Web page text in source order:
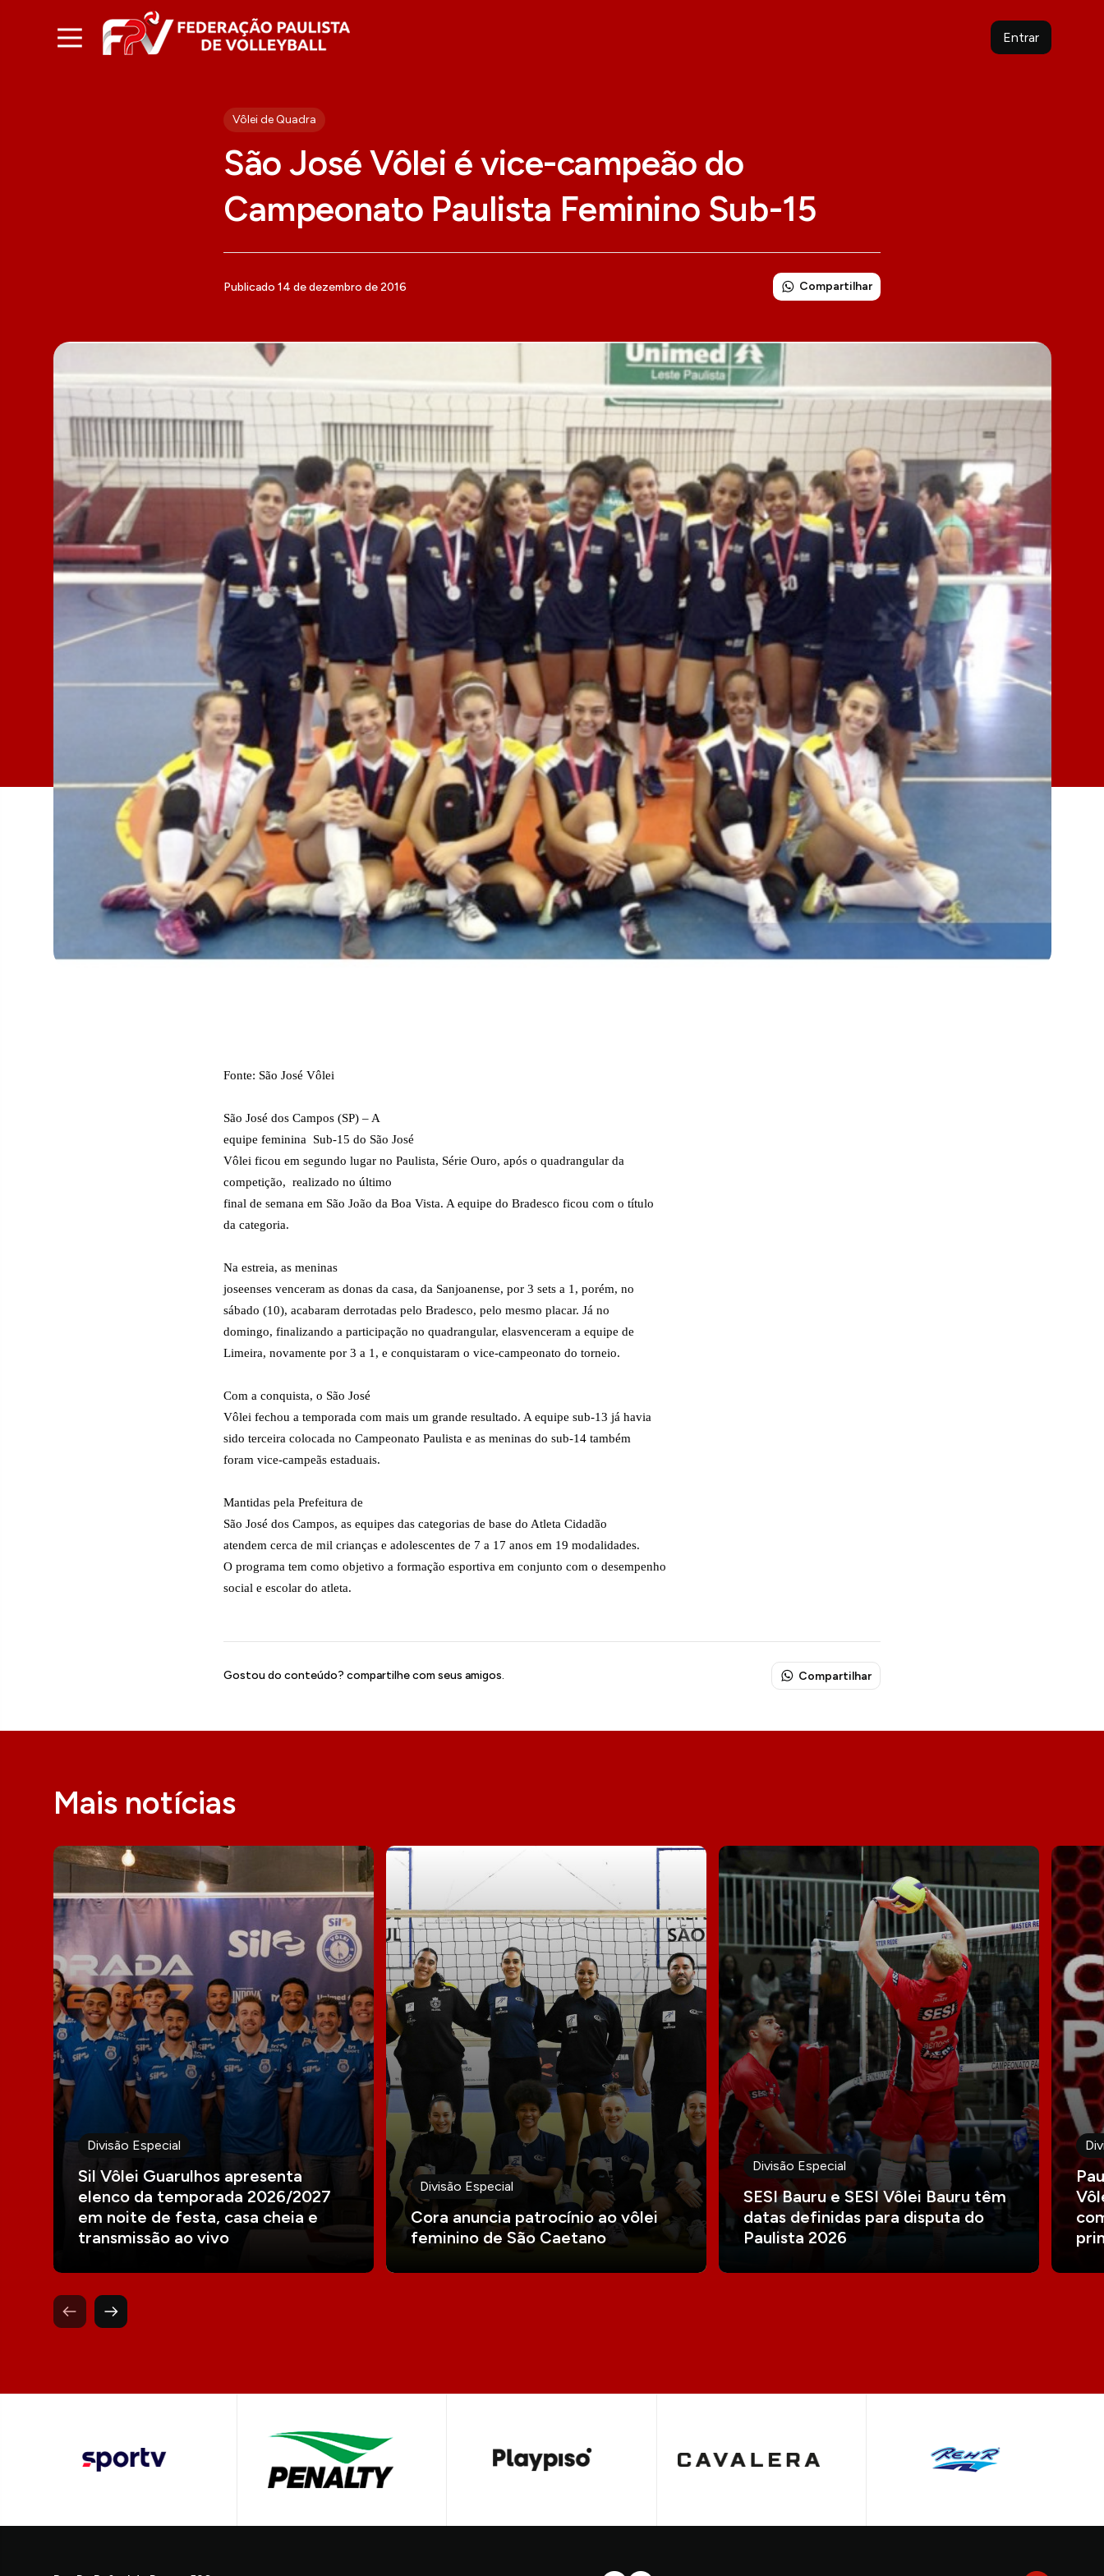
Entrar
Vôlei de Quadra
São José Vôlei é vice-campeão do
Campeonato Paulista Feminino Sub-15
Publicado 14 de dezembro de 2016 Compartilhar
Fonte: São José Vôlei
São José dos Campos (SP) – A
equipe feminina
Sub-15 do São José
Vôlei ficou em segundo lugar no Paulista, Série Ouro, após o quadrangular da
competição, realizado no último
final de semana em São João da Boa Vista. A equipe do Bradesco ficou com o título
da categoria.
Na estreia, as meninas
joseenses venceram as donas da casa, da Sanjoanense, por 3 sets a 1, porém, no
sábado (10), acabaram derrotadas pelo Bradesco, pelo mesmo placar. Já no
domingo, finalizando a participação no quadrangular, elasvenceram a equipe de
Limeira, novamente por 3 a 1, e conquistaram o vice-campeonato do torneio.
Com a conquista, o São José
Vôlei fechou a temporada com mais um grande resultado. A equipe sub-13 já havia
sido terceira colocada no Campeonato Paulista e as meninas do sub-14 também
foram vice-campeãs estaduais.
Mantidas pela Prefeitura de
São José dos Campos, as equipes das categorias de base do Atleta Cidadão
atendem cerca de mil crianças e adolescentes de 7 a 17 anos em 19 modalidades.
O programa tem como objetivo a formação esportiva em conjunto com o desempenho
social e escolar do atleta.
Gostou do conteúdo? compartilhe com seus amigos. Compartilhar
Mais notícias
Divisão Especial
Sil Vôlei Guarulhos apresenta
elenco da temporada 2026/2027
em noite de festa, casa cheia e
transmissão ao vivo
Divisão Especial
Cora anuncia patrocínio ao vôlei
feminino de São Caetano
Divisão Especial
SESI Bauru e SESI Vôlei Bauru têm
datas definidas para disputa do
Paulista 2026